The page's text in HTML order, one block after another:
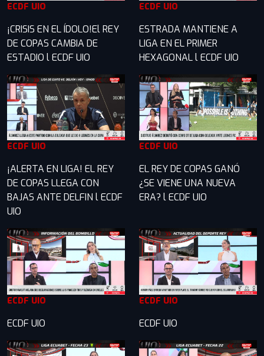
ECDF UIO
¡CRISIS EN EL ÍDOLO!El REY
DE COPAS CAMBIA DE
ESTADIO l ECDF UIO
ECDF UIO
ESTRADA MANTIENE A
LIGA EN EL PRIMER
HEXAGONAL l ECDF UIO
ECDF UIO
¡ALERTA EN LIGA! EL REY
DE COPAS LLEGA CON
BAJAS ANTE DELFIN l ECDF
UIO
ECDF UIO
EL REY DE COPAS GANÓ
¿SE VIENE UNA NUEVA
ERA? l ECDF UIO
ECDF UIO
ECDF UIO
ECDF UIO
ECDF UIO